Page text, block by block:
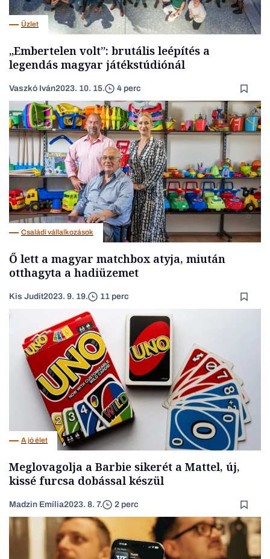
Üzlet
„Embertelen volt”: brutális leépítés a
legendás magyar játékstúdiónál
Vaszkó Iván2023. 10. 15. 4 perc
Családi vállalkozások
Ő lett a magyar matchbox atyja, miután
otthagyta a hadiüzemet
Kis Judit2023. 9. 19. 11 perc
A jó élet
Meglovagolja a Barbie sikerét a Mattel, új,
kissé furcsa dobással készül
Madzin Emília2023. 8. 7. 2 perc